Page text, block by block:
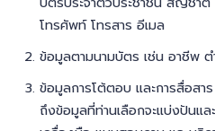
โทรศัพท์ โทรสาร อีเมล
ข้อมูลตามนามบัตร เช่น อาชีพ
ข้อมูลการโต้ตอบ และการสื่อส
ถึงข้อมูลที่ท่านเลือกจะแบ่งปันแ